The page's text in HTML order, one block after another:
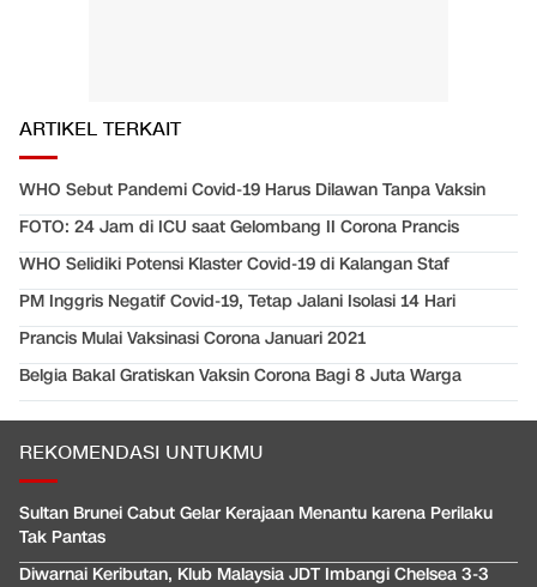
ARTIKEL TERKAIT
WHO Sebut Pandemi Covid-19 Harus Dilawan Tanpa Vaksin
FOTO: 24 Jam di ICU saat Gelombang II Corona Prancis
WHO Selidiki Potensi Klaster Covid-19 di Kalangan Staf
PM Inggris Negatif Covid-19, Tetap Jalani Isolasi 14 Hari
Prancis Mulai Vaksinasi Corona Januari 2021
Belgia Bakal Gratiskan Vaksin Corona Bagi 8 Juta Warga
REKOMENDASI UNTUKMU
Sultan Brunei Cabut Gelar Kerajaan Menantu karena Perilaku
Tak Pantas
Diwarnai Keributan, Klub Malaysia JDT Imbangi Chelsea 3-3